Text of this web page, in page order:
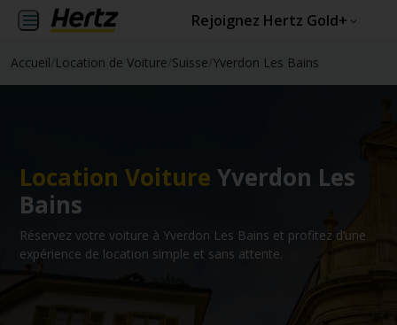
Rejoignez Hertz Gold+
Accueil Location de Voiture Suisse Yverdon Les Bains
Location Voiture Yverdon Les
Bains
Réservez votre voiture à Yverdon Les Bains et profitez d’une
expérience de location simple et sans attente.